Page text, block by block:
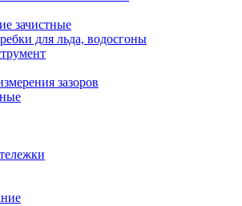
зачистные
для льда, водосгоны
зазоров